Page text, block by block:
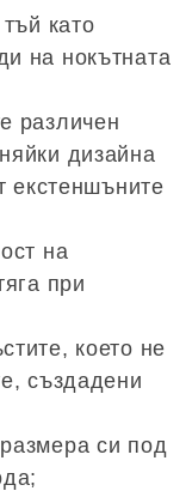
като
на нокътната
различен
дизайна
екстеншъните
на
при
което не
създадени
си под